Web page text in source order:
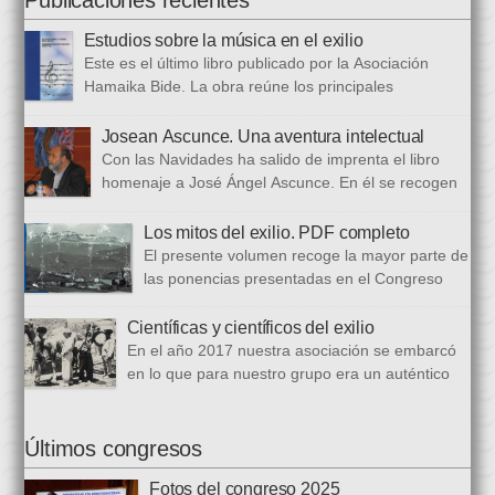
una persona trabajadora y comprometida, que huía de
protagonismos y cargos oficiales. Sus aficiones […]
Estudios sobre la música en el exilio
Este es el último libro publicado por la Asociación
Hamaika Bide. La obra reúne los principales
celebrado en 2023. Bajo ese epígrafe se han recogido un total
de dieciséis ponencias. El libro se ha estructurado en tres
bloques. En el primero se analizan aspectos generales del arte
popular […]
Josean Ascunce. Una aventura intelectual
Con las Navidades ha salido de imprenta el libro
homenaje a José Ángel Ascunce. En él se recogen
desde diferentes perspectivas, incluyendo una detallada
biografía, bibliografía y una recopilación fotográfica. Los
coordinadores han sido Carmen Gil Fombellida y José Ramón
Zabala. Con ellos han particidado once escritores: […]
Los mitos del exilio. PDF completo
El presente volumen recoge la mayor parte de
las ponencias presentadas en el Congreso
primera vez, hemos acordado difundirlo, además de en
formato papel, en formato PDF con la finalidad de reducir los
costes de correo que supone su difusión. En este PDF es
posible acceder a todos […]
Científicas y científicos del exilio
En el año 2017 nuestra asociación se embarcó
en lo que para nuestro grupo era un auténtico
ciencia del exilio. El objetivo era recuperar y difundir las figuras
y la obra de los científicos y científicas que tuvieron que […]
Últimos congresos
Fotos del congreso 2025